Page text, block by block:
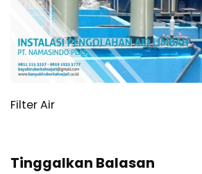
Filter Air
Tinggalkan Balasan